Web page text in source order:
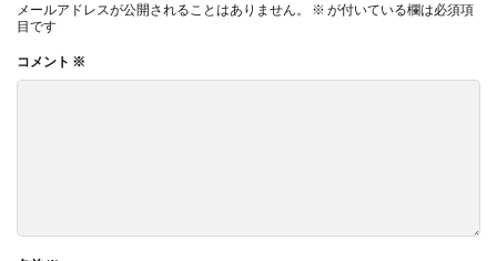
メールアドレスが公開されることはありません。 ※ が付いている欄は必須項
目です
コメント ※